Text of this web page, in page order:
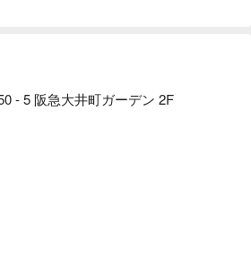
穩日式氛圍中，以美酒佳餚招待來
此外，如同店名「椀」（碗）一樣，
結合，更襯托料理美味。
- 5 阪急大井町ガーデン 2F